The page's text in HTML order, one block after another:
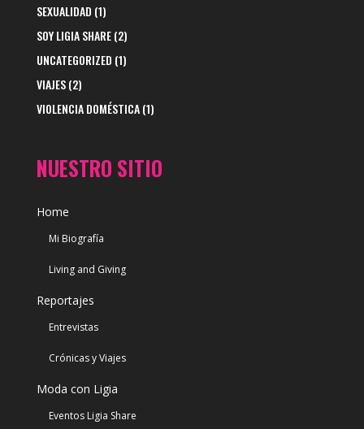
SEXUALIDAD (1)
SOY LIGIA SHARE(2)
UNCATEGORIZED (1)
VIAJES(2)
VIOLENCIA DOMÉSTICA(1)
NUESTRO SITIO
Home
Mi Biografía
Living and Giving
Reportajes
Entrevistas
Crónicas y Viajes
Moda con Ligia
Eventos Ligia Share